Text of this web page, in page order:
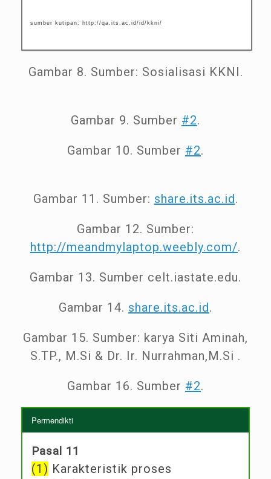
sumber kutipan: http://qa.its.ac.id/id/kkni/
Gambar 8. Sumber: Sosialisasi KKNI.
Gambar 9. Sumber #2.
Gambar 10. Sumber #2.
Gambar 11. Sumber: share.its.ac.id.
Gambar 12. Sumber:
http://meandmylaptop.weebly.com/.
Gambar 13. Sumber celt.iastate.edu.
Gambar 14. share.its.ac.id.
Gambar 15. Sumber: karya Siti Aminah,
S.TP., M.Si & Dr. Ir. Nurrahman,M.Si .
Gambar 16. Sumber #2.
Permendikti
Pasal 11
(1) Karakteristik proses